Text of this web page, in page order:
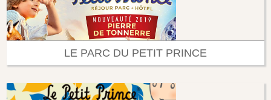
LE PARC DU PETIT PRINCE